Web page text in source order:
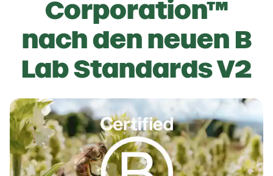
Corporation™
nach den neuen B
Lab Standards V2